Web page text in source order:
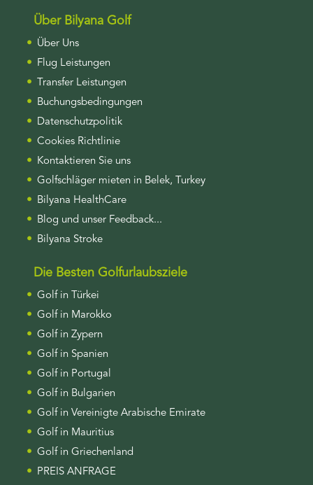
Über Bilyana Golf
Über Uns
Flug Leistungen
Transfer Leistungen
Buchungsbedingungen
Datenschutzpolitik
Cookies Richtlinie
Kontaktieren Sie uns
Golfschläger mieten in Belek, Turkey
Bilyana HealthCare
Blog und unser Feedback...
Bilyana Stroke
Die Besten Golfurlaubsziele
Golf in Türkei
Golf in Marokko
Golf in Zypern
Golf in Spanien
Golf in Portugal
Golf in Bulgarien
Golf in Vereinigte Arabische Emirate
Golf in Mauritius
Golf in Griechenland
PREIS ANFRAGE